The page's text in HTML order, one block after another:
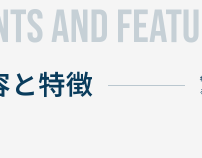
AND
と特徴